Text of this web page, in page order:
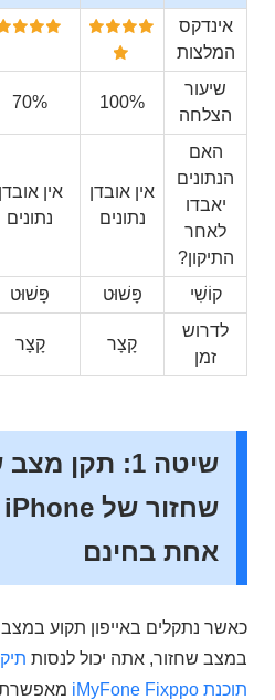
אינדקס
המלצות
שיעור
הצלחה
100%
70%
האם
הנתונים
יאבדו
לאחר
התיקון?
אין אובדן
נתונים
אין אובדן
נתונים
קוֹשִׁי פָּשׁוּט פָּשׁוּט
לדרוש
זמן
קָצָר קָצָר
שיטה 1: תקן
אחת בחינם
כאשר נתקלים באייפון תקוע במצב
במצב שחזור, אתה יכול לנסות
תוכנת iMyFone Fixppo
מאפשרת